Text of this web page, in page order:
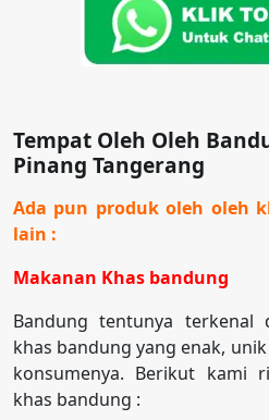
Tempat Oleh Oleh
Pinang Tangerang
Ada pun produk oleh oleh
lain :
Makanan Khas bandung
Bandung tentunya terkenal
khas bandung yang enak,
konsumenya. Berikut kami
khas bandung :